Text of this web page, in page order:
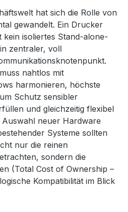
hat sich die Rolle von
gewandelt. Ein Drucker
kein isoliertes Stand-alone-
zentraler, voll
nahtlos mit
harmonieren, höchste
Schutz sensibler
und gleichzeitig flexibel
neuer Hardware
Systeme sollten
nur die reinen
sondern die
(Total Cost of Ownership –
Kompatibilität im Blick